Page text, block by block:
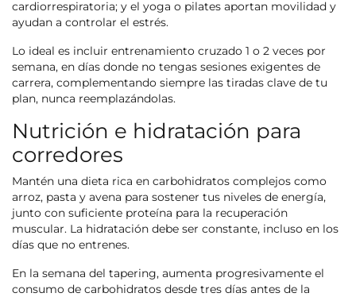
cardiorrespiratoria; y el yoga o pilates aportan movilidad y
ayudan a controlar el estrés.
Lo ideal es incluir entrenamiento cruzado 1 o 2 veces por
semana, en días donde no tengas sesiones exigentes de
carrera, complementando siempre las tiradas clave de tu
plan, nunca reemplazándolas.
Nutrición e hidratación para
corredores
Mantén una dieta rica en carbohidratos complejos como
arroz, pasta y avena para sostener tus niveles de energía,
junto con suficiente proteína para la recuperación
muscular. La hidratación debe ser constante, incluso en los
días que no entrenes.
En la semana del tapering, aumenta progresivamente el
consumo de carbohidratos desde tres días antes de la